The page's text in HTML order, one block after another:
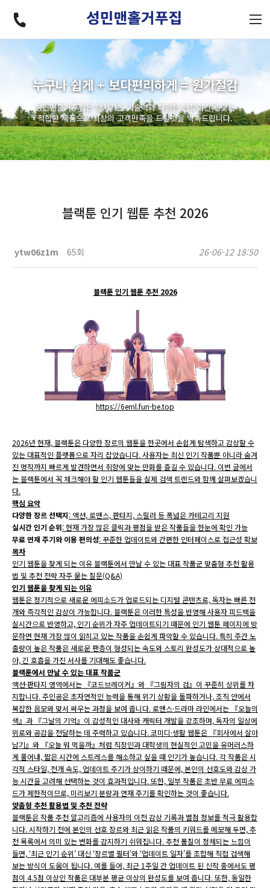
누구나 쉽게 + 보다편리하게 = 원가절감
성민맨홀거푸집은 앞서가는 기술력과 다양한 현장여건에 맞는
적합한 제품으로 최상의 고객만족을 드릴것을 약속드립니다.
블랙툰 인기 웹툰 추천 2026
ytw06z1m 65회 26-06-12 18:50
블랙툰 인기 웹툰 추천 2026
https://6eml.fun-be.top
2026년 현재, 블랙툰은 다양한 장르의 웹툰을 한곳에서 손쉽게 탐색하고 감상할 수
있는 대표적인 플랫폼으로 자리 잡았습니다. 사용자는 최신 인기 작품뿐 아니라 숨겨
진 명작까지 빠르게 발견하면서 취향에 맞는 만화를 즐길 수 있습니다. 이번 글에서
는 블랙툰에서 꼭 체크해야 할 인기 웹툰들을 실제 검색 트렌드와 함께 살펴보겠습니
다.
핵심 요약
다양한 장르 선택지: 액션, 로맨스, 판타지, 스릴러 등 폭넓은 카테고리 지원
실시간 인기 순위: 현재 가장 많은 클릭과 평점을 받은 작품들을 한눈에 확인 가능
무료 연재 주기와 이용 편의성: 꾸준한 업데이트와 간편한 인터페이스로 접근성 확보
목차
인기 웹툰을 찾게 되는 이유 블랙툰에서 만날 수 있는 대표 작품군 맞춤형 추천 활용
법 및 추천 전략 자주 묻는 질문(Q&A)
인기 웹툰을 찾게 되는 이유
웹툰은 정기적으로 새로운 에피소드가 업로드되는 디지털 콘텐츠로, 독자는 빠른 전
개와 즉각적인 감상이 가능합니다. 블랙툰은 이러한 특성을 반영해 사용자 피드백을
실시간으로 반영하고, 인기 순위가 자주 업데이트되기 때문에 인기 웹툰 페이지에 방
문하면 현재 가장 많이 읽히고 있는 작품을 손쉽게 파악할 수 있습니다. 특히 주간 노
출량이 높은 작품은 새로운 팬층이 형성되는 속도와 스토리 완성도가 상대적으로 높
아, 긴 호흡을 가진 서사를 기대해도 좋습니다.
블랙툰에서 만날 수 있는 대표 작품군
액션·판타지 영역에서는 『코드브레이커』와 『그림자의 검』이 꾸준히 상위를 차
지합니다. 주인공은 초자연적인 능력을 통해 위기 상황을 돌파하거나, 조직 안에서
복잡한 음모와 맞서 싸우는 과정을 보여 줍니다. 로맨스·드라마 라인에서는 『오늘의
색』과 『그날의 기억』이 감성적인 대사와 캐릭터 개발을 강조하며, 독자의 일상에
위로와 공감을 전달하는 데 주력하고 있습니다. 코미디·생활 웹툰은 『회사에서 살아
남기』와 『오늘 뭐 먹을까』처럼 직장인과 대학생의 현실적인 고민을 유머러스하
게 풀어내, 짧은 시간에 스트레스를 해소하고 싶을 때 인기가 높습니다. 각 작품은 시
각적 스타일, 전개 속도, 업데이트 주기가 상이하기 때문에, 본인의 선호도와 감상 가
능 시간을 고려해 선택하는 것이 효과적입니다. 또한, 일부 작품은 초반 무료 에피소
드가 제한적이므로, 미리보기 분량과 연재 주기를 확인하는 것이 좋습니다.
맞춤형 추천 활용법 및 추천 전략
블랙툰은 작품 추천 알고리즘에 사용자의 이전 감상 기록과 별점 정보를 적극 활용합
니다. 시작하기 전에 본인의 선호 장르와 최근 읽은 작품의 키워드를 메모해 두면, 추
천 목록에서 의미 있는 변화를 감지하기 쉬워집니다. 추천 품질이 정체되는 느낌이
들면, ‘최근 인기 순위’ 대신 ‘장르별 필터’와 ‘업데이트 일자’를 조합해 직접 검색해
보는 방식이 도움이 됩니다. 예를 들어, 최근 1주일 간 업데이트 된 신작 중에서도 평
점이 4.5점 이상인 작품은 대부분 평균 이상의 완성도를 보여 줍니다. 또한, 동일한